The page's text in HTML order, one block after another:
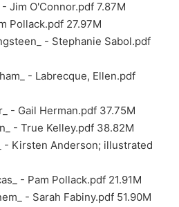
Jim O'Connor.pdf 7.87M
Pollack.pdf 27.97M
- Stephanie Sabol.pdf
- Labrecque, Ellen.pdf
- Gail Herman.pdf 37.75M
- True Kelley.pdf 38.82M
- Kirsten Anderson; illustrated
- Pam Pollack.pdf 21.91M
- Sarah Fabiny.pdf 51.90M